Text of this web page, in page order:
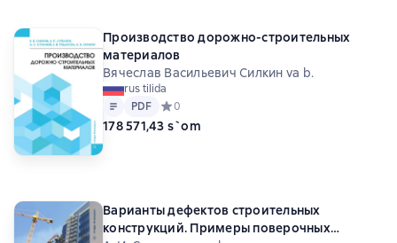
Производство дорожно-строительных
материалов
Вячеслав Васильевич Силкин va b.
rus tilida
Matn
PDF
PDF Средний рейтинг 0 на основе 0 оценок
0
178 571,43 s`om
Варианты дефектов строительных
конструкций. Примеры поверочных